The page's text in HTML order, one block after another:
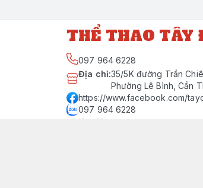
THỂ THAO TÂY
097 964 6228
Địa chỉ:35/5K đường Trần
Phường Lê Bình, Cần
https://www.facebook.com/
097 964 6228
Giới thiệu